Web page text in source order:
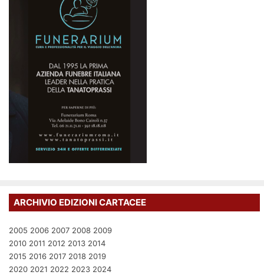
ARCHIVIO EDIZIONI CARTACEE
2005 2006 2007 2008 2009
2010 2011 2012 2013 2014
2015 2016 2017 2018 2019
2020 2021 2022 2023 2024